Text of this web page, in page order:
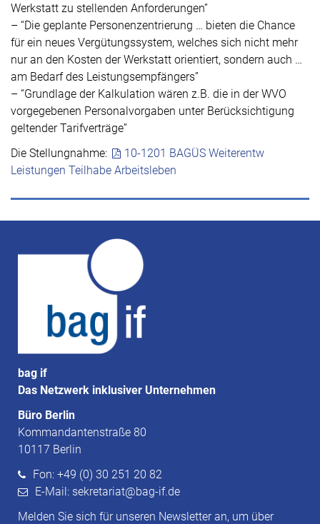
Werkstatt zu stellenden Anforderungen”
– “Die geplante Personenzentrierung … bieten die Chance
für ein neues Vergütungssystem, welches sich nicht mehr
nur an den Kosten der Werkstatt orientiert, sondern auch …
am Bedarf des Leistungsempfängers”
– “Grundlage der Kalkulation wären z.B. die in der WVO
vorgegebenen Personalvorgaben unter Berücksichtigung
geltender Tarifverträge”
Die Stellungnahme:
10-1201 BAGÜS Weiterentw
Leistungen Teilhabe Arbeitsleben
bag if
Das Netzwerk inklusiver Unternehmen
Büro Berlin
Kommandantenstraße 80
10117 Berlin
Fon: +49 (0) 30 251 20 82
E-Mail: sekretariat@bag-if.de
Melden Sie sich für unseren Newsletter an, um über